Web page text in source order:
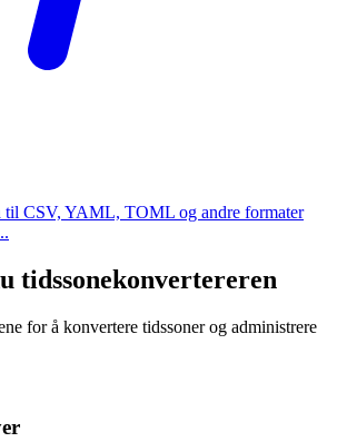
til CSV, YAML, TOML og andre formater
tidssonekonvertereren
for å konvertere tidssoner og administrere